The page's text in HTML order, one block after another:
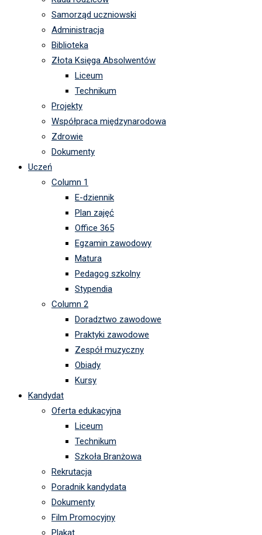
Samorząd uczniowski
Administracja
Biblioteka
Złota Księga Absolwentów
Liceum
Technikum
Projekty
Współpraca międzynarodowa
Zdrowie
Dokumenty
Uczeń
Column 1
E-dziennik
Plan zajęć
Office 365
Egzamin zawodowy
Matura
Pedagog szkolny
Stypendia
Column 2
Doradztwo zawodowe
Praktyki zawodowe
Zespół muzyczny
Obiady
Kursy
Kandydat
Oferta edukacyjna
Liceum
Technikum
Szkoła Branżowa
Rekrutacja
Poradnik kandydata
Dokumenty
Film Promocyjny
Plakat